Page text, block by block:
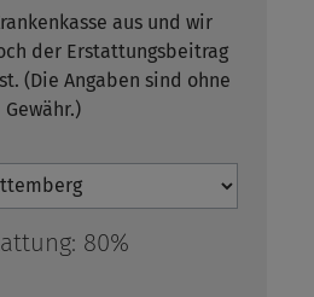
aus und wir
der Erstattungsbeitrag
(Die Angaben sind ohne
Gewähr.)
80%